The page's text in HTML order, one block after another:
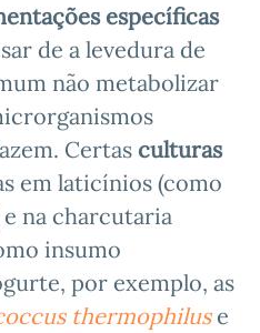
específicas
de a levedura de
não metabolizar
Certas culturas
em laticínios (como
na charcutaria
insumo
por exemplo, as
thermophiluse